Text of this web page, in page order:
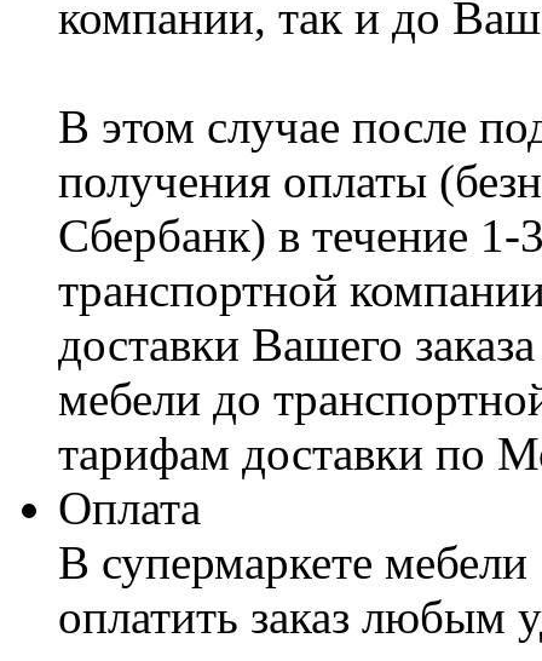
компании, так и до
В этом случае после
получения оплаты
Сбербанк) в течение
транспортной
доставки Вашего
мебели до
тарифам доставки по
Оплата
В супермаркете
оплатить заказ любым